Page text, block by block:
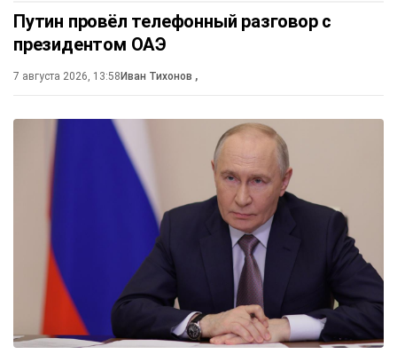
Путин провёл телефонный разговор с
президентом ОАЭ
7 августа 2026, 13:58 Иван Тихонов ,